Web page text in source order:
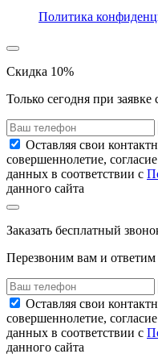
Политика
Скидка 10%
Только сегодня при заявке
Оставляя свои
совершеннолетие,
данных в соответствии с
данного сайта
Заказать бесплатный
Перезвоним вам и
Оставляя свои
совершеннолетие,
данных в соответствии с
данного сайта